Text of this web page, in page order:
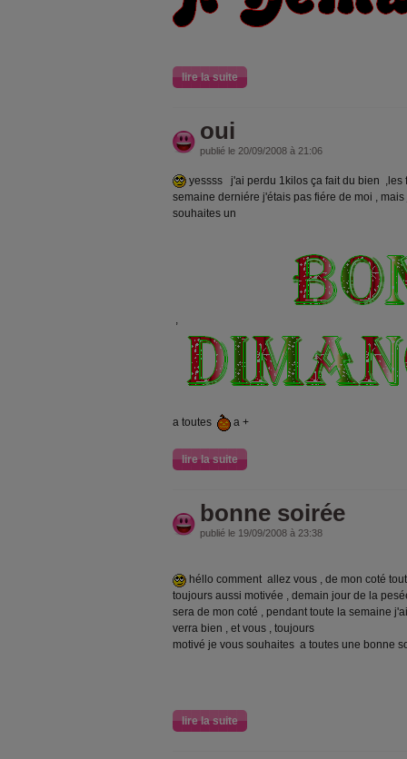
lire la suite
oui
publié le 20/09/2008 à 21:06
yessss j'ai perdu 1kilos ça fait du bien ,les
semaine derniére j'étais pas fiére de moi ,
souhaites un
,
a toutes a +
lire la suite
bonne soirée
publié le 19/09/2008 à 23:38
héllo comment allez vous , de mon coté
toujours aussi motivée , demain jour de la
sera de mon coté , pendant toute la semaine
verra bien , et vous , toujours
motivé je vous souhaites a toutes une bonne
lire la suite